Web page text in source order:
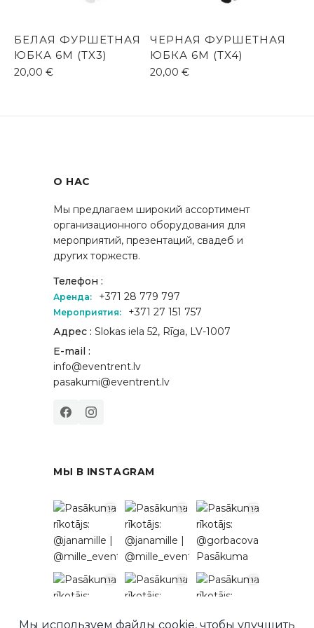
БЕЛАЯ ФУРШЕТНАЯ
ЮБКА 6M (TX3)
20,00 €
ЧЕРНАЯ ФУРШЕТНАЯ
ЮБКА 6M (TX4)
20,00 €
О НАС
Мы предлагаем широкий ассортимент
организационного оборудования для
мероприятий, презентаций, свадеб и
других торжеств.
Телефон :
Аренда: +371 28 779 797
Мероприятия:
+371 27 151 757
Адрес : Slokas iela 52, Rīga, LV-1007
E-mail :
info@eventrent.lv
pasakumi@eventrent.lv
МЫ В INSTAGRAM